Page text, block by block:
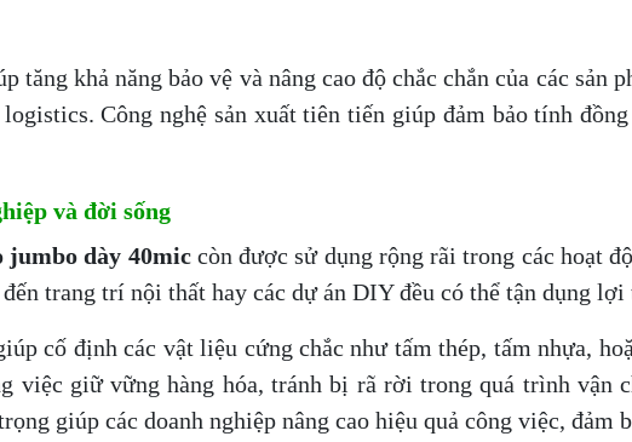
khả năng bảo vệ và nâng cao độ chắc chắn của các sản
Công nghệ sản xuất tiên tiến giúp đảm bảo tính
và đời sống
jumbo dày 40miccòn được sử dụng rộng rãi trong các hoạt
trang trí nội thất hay các dự án DIY đều có thể tận dụng lợi
cố định các vật liệu cứng chắc như tấm thép, tấm nhựa,
việc giữ vững hàng hóa, tránh bị rã rời trong quá trình vận
giúp các doanh nghiệp nâng cao hiệu quả công việc, đảm